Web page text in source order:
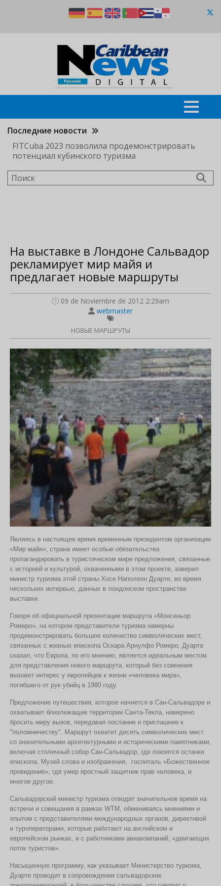
Последние новости
FITCuba 2023 позволила продемонстрировать
потенциал кубинского туризма
Поиск
На выставке в Лондоне Сальвадор
рекламирует мир майя и
предлагает новые маршруты
09 de Noviembre de 2012 2:29am
webmaster
НОВЫЕ МАРШРУТЫ
Являясь в настоящее время временным президентом организации
«Мир майя», страна имеет особые обязательства
пропагандировать в туристическом мире предложения, связанные
с историей и культурой, охваченными в этом проекте, заверил
министр туризма этой страны Хосе Наполеон Дуарте, во время
нескольких интервью, данных в лондонском пространстве
выставки.
Говоря об официальной презентации маршрута «Монсеньор
Ромеро», на котором представители туризма намерны
продемонстрировать большое количество символических мест,
связанных с жизнью епископа Оскара Арнулфо Ромеро, Дуарте
сказал, что Европа, по его мнению, является идеальным местом
для представления нового маршрута, который без сомнения
вызовет интерес у европейцев к жизни «человека мира»,
погибшего от рук убийц в 1980 году.
Предложение путешествия, которое начнется в Сан-Сальвадоре и
охватывает близлежащие территории Санта-Текла, намерено
бросить миру вызов, передавая послание и приглашние к
"поломничеству". Маршрут охватит десять символических мест
со значительными архитектурными и историческими памятниками,
включая столичный собор Сан-Сальвадор, где покоятся останки
епископа, Музей слова и изображения,
госпиталь «Божественное
провидение», где умер яростный защитник прав человека, и
многое другое.
Сальвадорский министр туризма отводит значительное время на
встречи и совещания в рамках WTM
, обмениваясь мнениями и
опытом с представителями международных органов, директивой
и туроператорами, которые работают на английском и
европейском рынках, и с работниками авиакомпаний, «двигающих
поток туристов».
Насыщенную программу, как указывает Министерство туризма,
Дуарте проводит в сопровождении сальвадорских